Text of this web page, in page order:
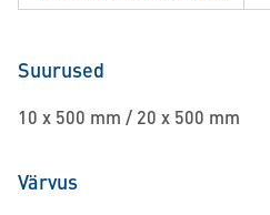
Suurused
10 x 500 mm / 20 x 500 mm
Värvus